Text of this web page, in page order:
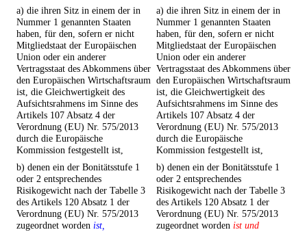
a) die ihren Sitz in einem der in
Nummer 1 genannten Staaten
haben, für den, sofern er nicht
Mitgliedstaat der Europäischen
Union oder ein anderer
Vertragsstaat des Abkommens über
den Europäischen Wirtschaftsraum
ist, die Gleichwertigkeit des
Aufsichtsrahmens im Sinne des
Artikels 107 Absatz 4 der
Verordnung (EU) Nr. 575/2013
durch die Europäische
Kommission festgestellt ist,
a) die ihren Sitz in einem der in
Nummer 1 genannten Staaten
haben, für den, sofern er nicht
Mitgliedstaat der Europäischen
Union oder ein anderer
Vertragsstaat des Abkommens über
den Europäischen Wirtschaftsraum
ist, die Gleichwertigkeit des
Aufsichtsrahmens im Sinne des
Artikels 107 Absatz 4 der
Verordnung (EU) Nr. 575/2013
durch die Europäische
Kommission festgestellt ist,
b) denen ein der Bonitätsstufe 1
oder 2 entsprechendes
Risikogewicht nach der Tabelle 3
des Artikels 120 Absatz 1 der
Verordnung (EU) Nr. 575/2013
zugeordnet worden ist,
b) denen ein der Bonitätsstufe 1
oder 2 entsprechendes
Risikogewicht nach der Tabelle 3
des Artikels 120 Absatz 1 der
Verordnung (EU) Nr. 575/2013
zugeordnet worden ist und